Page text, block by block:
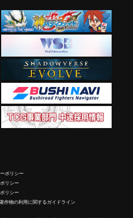
ポリシー
リシー
リシー
作物の利用に関するガイドライン